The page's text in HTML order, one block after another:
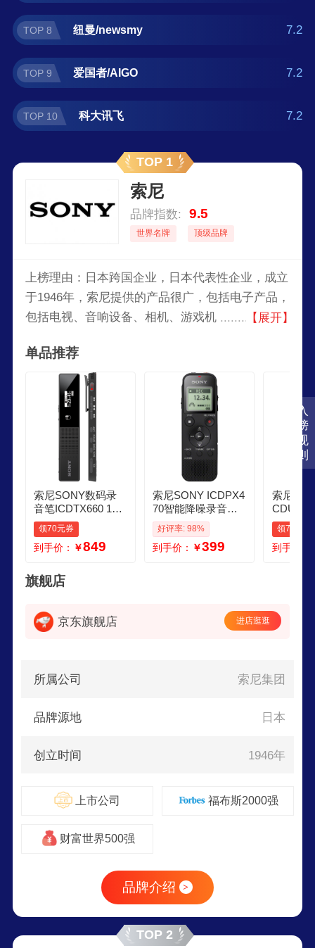
入
榜
规
则
TOP 8 纽曼/newsmy 7.2
TOP 9 爱国者/AIGO 7.2
TOP 10 科大讯飞 7.2
TOP 1
索尼
品牌指数: 9.5
世界名牌 顶级品牌
上榜理由：日本跨国企业，日本代表性企业，成立
于1946年，索尼提供的产品很广，包括电子产品，
包括电视、音响设备、相机、游戏机（如
备。此外，索尼也涉足电影制作、音乐出版和在线
服务等领域。
【展开】
单品推荐
索尼SONY数码录
音笔ICDTX660 16G
B大容量 黑色 商务
会议采访适用 可一
键录音 TX650升级
领70元券
到手价： ￥849
索尼SONY ICDPX4
70智能降噪录音笔
学习商务会议记录
无损录制 简易便捷
式专业音乐录音机
好评率: 98%
到手价： ￥399
索尼
色 智能
专业线
务学习
领70元券
到手价：
旗舰店
京东旗舰店 进店逛逛
所属公司 索尼集团
品牌源地 日本
创立时间 1946年
上市公司 福布斯2000强
财富世界500强
品牌介绍 >
TOP 2